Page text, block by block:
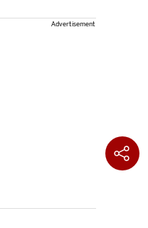
Advertisement